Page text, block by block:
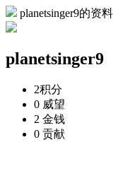
planetsinger9的资料
planetsinger9
2积分
0 威望
2 金钱
0 贡献